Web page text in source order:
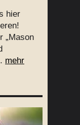
hier
„Mason
mehr